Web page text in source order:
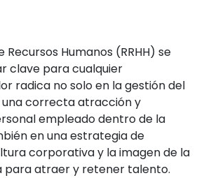
Humanos (RRHH) se
clave para cualquier
radica no solo en la gestión del
una correcta atracción y
empleado dentro de la
en una estrategia de
corporativa y la imagen de la
para atraer y retener talento.